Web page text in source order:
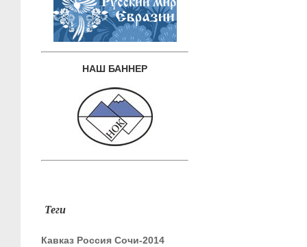
НАШ БАННЕР
Теги
Кавказ Россия Сочи-2014